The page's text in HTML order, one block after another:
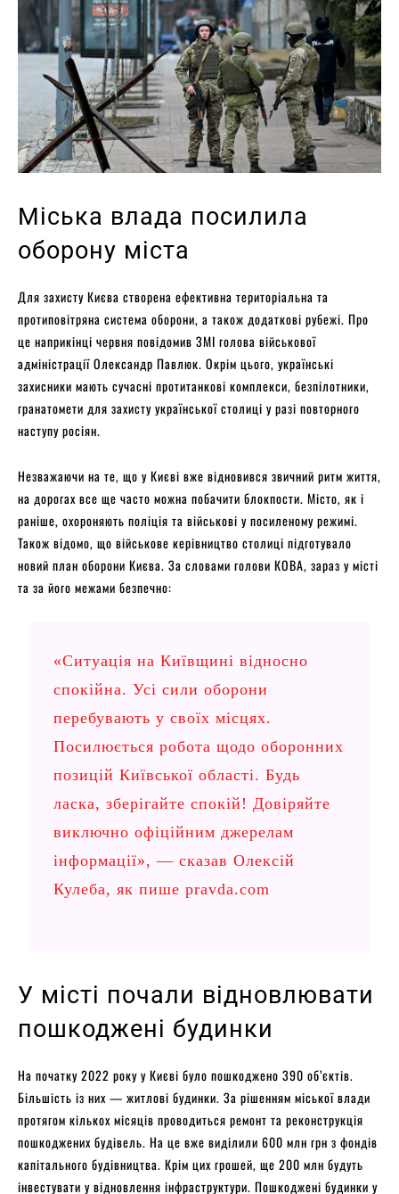
Міська влада посилила
оборону міста
Для захисту Києва створена ефективна територіальна та
протиповітряна система оборони, а також додаткові рубежі. Про
це наприкінці червня повідомив ЗМІ голова військової
адміністрації Олександр Павлюк. Окрім цього, українські
захисники мають сучасні протитанкові комплекси, безпілотники,
гранатомети для захисту української столиці у разі повторного
наступу росіян.
Незважаючи на те, що у Києві вже відновився звичний ритм життя,
на дорогах все ще часто можна побачити блокпости. Місто, як і
раніше, охороняють поліція та військові у посиленому режимі.
Також відомо, що військове керівництво столиці підготувало
новий план оборони Києва. За словами голови КОВА, зараз у місті
та за його межами безпечно:
«Ситуація на Київщині відносно
спокійна. Усі сили оборони
перебувають у своїх місцях.
Посилюється робота щодо оборонних
позицій Київської області. Будь
ласка, зберігайте спокій! Довіряйте
виключно офіційним джерелам
інформації», — сказав Олексій
Кулеба, як пишеpravda.com
У місті почали відновлювати
пошкоджені будинки
На початку 2022 року у Києві було пошкоджено 390 об’єктів.
Більшість із них — житлові будинки. За рішенням міської влади
протягом кількох місяців проводиться ремонт та реконструкція
пошкоджених будівель. На це вже виділили 600 млн грн з фондів
капітального будівництва. Крім цих грошей, ще 200 млн будуть
інвестувати у відновлення інфраструктури. Пошкоджені будинки у